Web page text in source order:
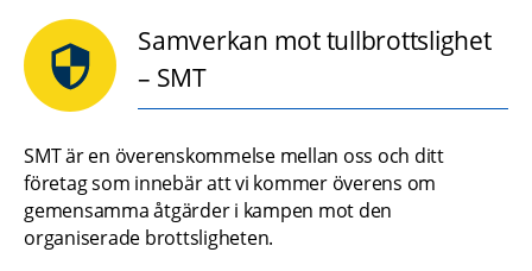
Samverkan mot tullbrottslighet
– SMT
SMT är en överenskommelse mellan oss och ditt
företag som innebär att vi kommer överens om
gemensamma åtgärder i kampen mot den
organiserade brottsligheten.